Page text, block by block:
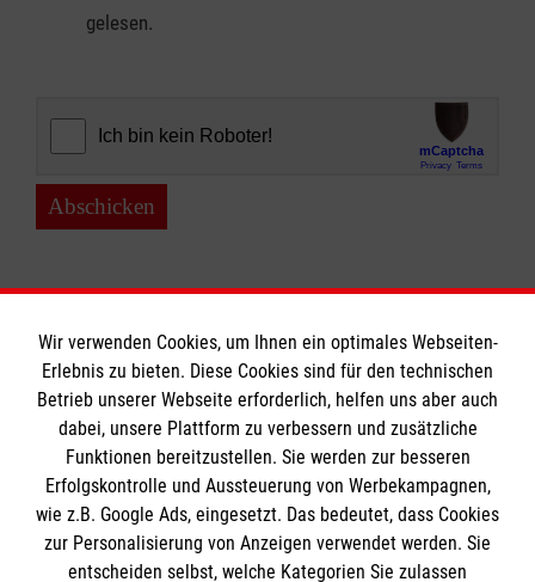
gelesen.
Abschicken
Informationen
Impressum
Datenschutz
Barrierefreiheit
Die Malteser
Wir verwenden Cookies, um Ihnen ein optimales Webseiten-
Erlebnis zu bieten. Diese Cookies sind für den technischen
Betrieb unserer Webseite erforderlich, helfen uns aber auch
dabei, unsere Plattform zu verbessern und zusätzliche
Funktionen bereitzustellen. Sie werden zur besseren
Erfolgskontrolle und Aussteuerung von Werbekampagnen,
wie z.B. Google Ads, eingesetzt. Das bedeutet, dass Cookies
zur Personalisierung von Anzeigen verwendet werden. Sie
entscheiden selbst, welche Kategorien Sie zulassen